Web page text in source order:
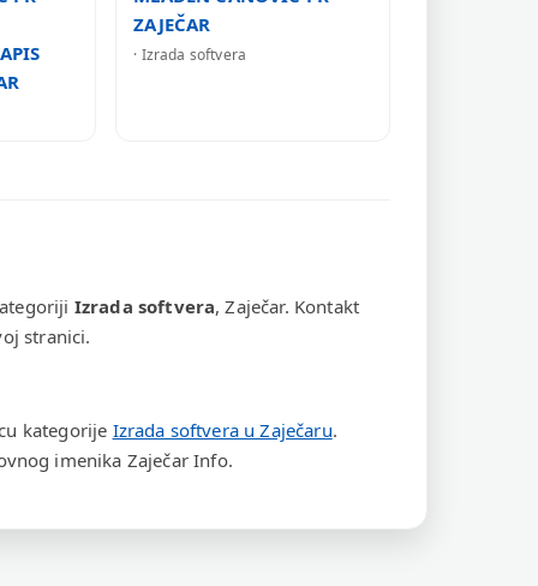
ZAJEČAR
· Izrada softvera
Izrada softvera, Zaječar. Kontakt
stranici.
kategorije Izrada softvera u Zaječaru.
imenika Zaječar Info.